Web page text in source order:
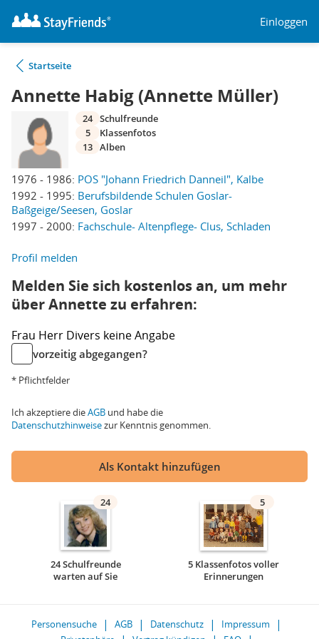
Einloggen
Startseite
Annette Habig (Annette Müller)
1976 - 1986: POS "Johann Friedrich Danneil", Kalbe
1992 - 1995: Berufsbildende Schulen Goslar-
Baßgeige/Seesen, Goslar
1997 - 2000: Fachschule- Altenpflege- Clus, Schladen
24 Schulfreunde
5
Klassenfotos
13 Alben
Profil melden
Melden Sie sich kostenlos an, um mehr
über Annette zu erfahren:
Frau Herr Divers keine Angabe
vorzeitig abgegangen?
* Pflichtfelder
Ich akzeptiere dieAGB und habe die
Datenschutzhinweisezur Kenntnis genommen.
Als Kontakt hinzufügen
24
24 Schulfreunde
warten auf Sie
5
5 Klassenfotos voller
Erinnerungen
Personensuche AGB Datenschutz
Impressum